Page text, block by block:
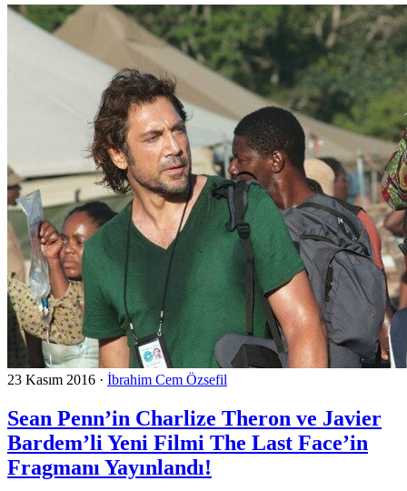
23 Kasım 2016 · İbrahim Cem Özsefil
Sean Penn’in Charlize Theron ve Javier
Bardem’li Yeni Filmi The Last Face’in
Fragmanı Yayınlandı!